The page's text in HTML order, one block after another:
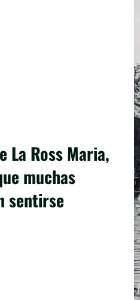
La Ross Maria,
muchas
sentirse